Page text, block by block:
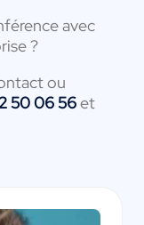
avec
?
ou
50 06 56et